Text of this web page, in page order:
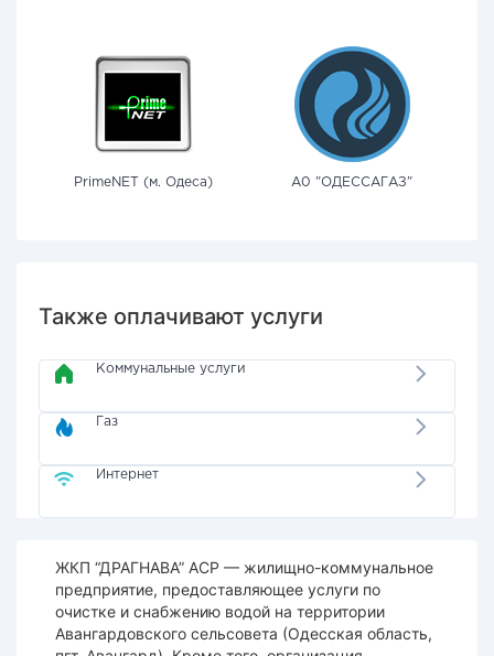
PrimeNET (м. Одеса) А0 "ОДЕССАГАЗ"
Также оплачивают услуги
Коммунальные услуги
Газ
Интернет
ЖКП “ДРАГНАВА” АСР — жилищно-коммунальное
предприятие, предоставляющее услуги по
очистке и снабжению водой на территории
Авангардовского сельсовета (Одесская область,